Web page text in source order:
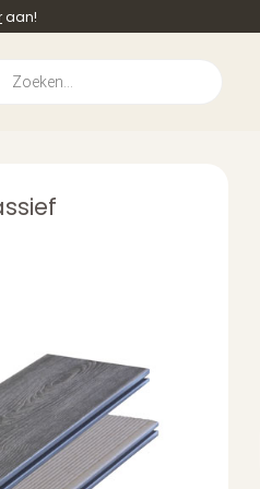
aan!